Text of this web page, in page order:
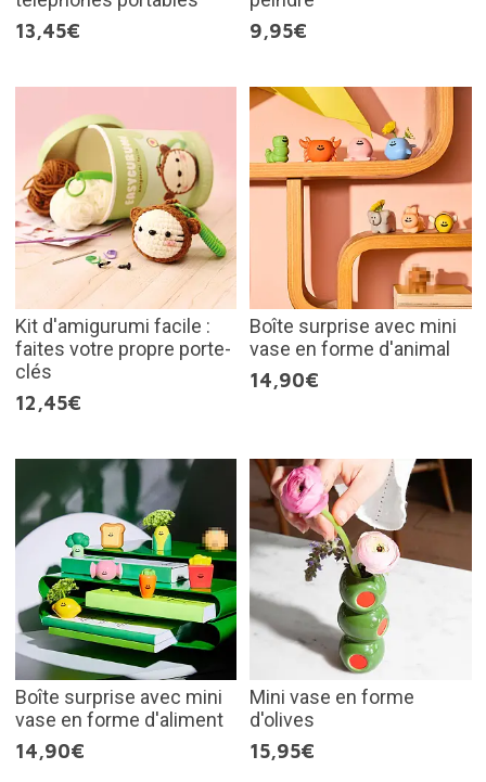
13,45€
9,95€
Kit d'amigurumi facile :
faites votre propre porte-
clés
12,45€
Boîte surprise avec mini
vase en forme d'animal
14,90€
Boîte surprise avec mini
vase en forme d'aliment
14,90€
Mini vase en forme
d'olives
15,95€